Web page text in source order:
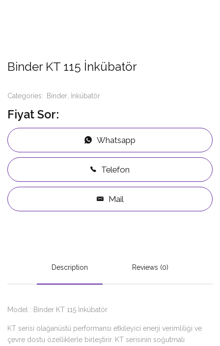
Binder KT 115 İnkübatör
Categories: Binder İnkübatör
Fiyat Sor:
Whatsapp
Telefon
Mail
Description Reviews (0)
Model : Binder KT 115 İnkübatör
KT serisi olağanüstü performansı etkileyici enerji verimliliği ve
çevre dostu özelliklerle birleştirir. KT serisinin soğutmalı